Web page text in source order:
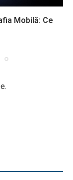
Mobilă: Ce